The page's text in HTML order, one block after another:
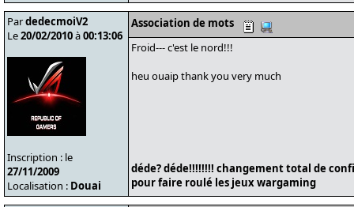
PardedecmoiV2
Le20/02/2010à00:13:06
Inscription : le
27/11/2009
Localisation : Douai
Association de mots
Froid--- c'est le nord!!!
heu ouaip thank you very much
déde? déde!!!!!!!! changement total de
pour faire roulé les jeux wargaming